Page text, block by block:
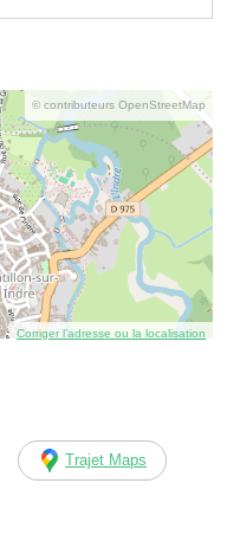
© contributeurs OpenStreetMap
Corriger l’adresse ou la localisation
Trajet Maps